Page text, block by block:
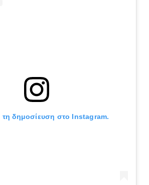
τη δημοσίευση στο Instagram.